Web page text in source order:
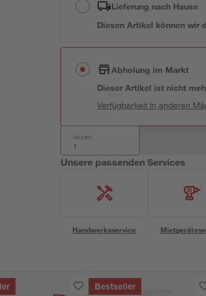
Lieferung nach Hause
Diesen Artikel können wir
Abholung im Markt
Dieser Artikel ist nicht
Verfügbarkeit in anderen
Anzahl:
Unsere passenden Services
Handwerksservice
Bestseller